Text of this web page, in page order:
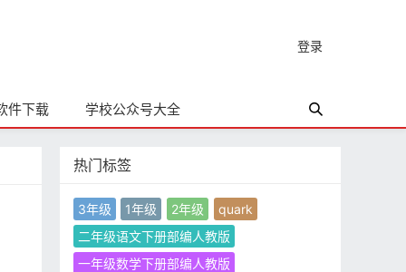
登录
件下载 学校公众号大全
热门标签
3年级 1年级 2年级
quark
二年级语文下册部编人教版
一年级数学下册部编人教版